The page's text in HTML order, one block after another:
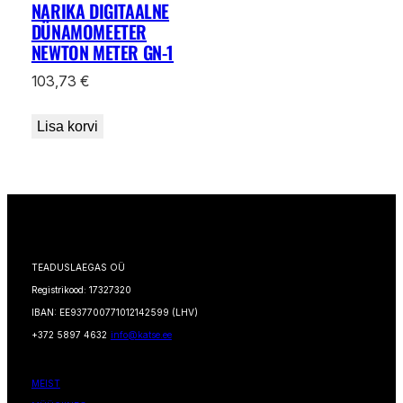
NARIKA DIGITAALNE
DÜNAMOMEETER
NEWTON METER GN-1
103,73 €
Lisa korvi
TEADUSLAEGAS OÜ
Registrikood: 17327320
IBAN: EE937700771012142599 (LHV)
+372 5897 4632 info@katse.ee
MEIST